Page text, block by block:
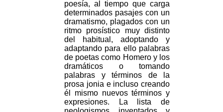
poesía, al tiempo que carga
determinados pasajes con un
dramatismo, plagados con un
ritmo prosístico muy distinto
del habitual, adoptando y
adaptando para ello palabras
de poetas como Homero y los
dramáticos o tomando
palabras y términos de la
prosa jonia e incluso creando
él mismo nuevos términos y
expresiones. La lista de